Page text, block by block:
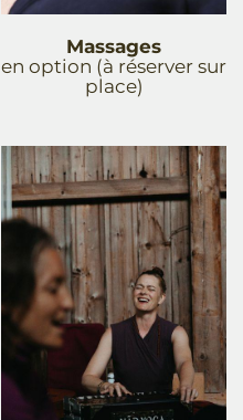
Massages
en option (à réserver sur
place)